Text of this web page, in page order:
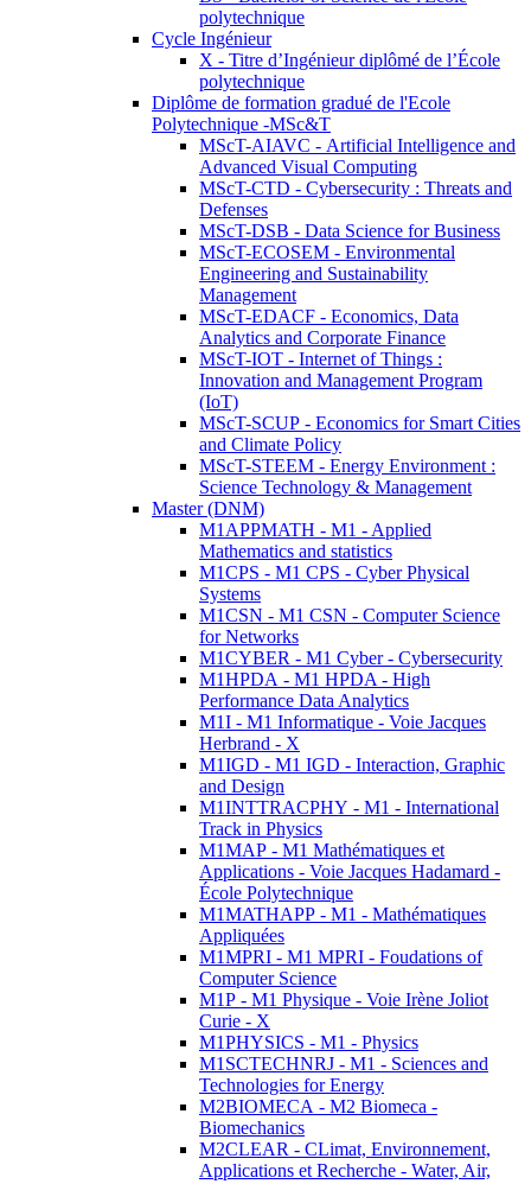
polytechnique
Cycle Ingénieur
X - Titre d’Ingénieur diplômé de l’École
polytechnique
Diplôme de formation gradué de l'Ecole
Polytechnique -MSc&T
MScT-AIAVC - Artificial Intelligence and
Advanced Visual Computing
MScT-CTD - Cybersecurity : Threats and
Defenses
MScT-DSB - Data Science for Business
MScT-ECOSEM - Environmental
Engineering and Sustainability
Management
MScT-EDACF - Economics, Data
Analytics and Corporate Finance
MScT-IOT - Internet of Things :
Innovation and Management Program
(IoT)
MScT-SCUP - Economics for Smart Cities
and Climate Policy
MScT-STEEM - Energy Environment :
Science Technology & Management
Master (DNM)
M1APPMATH - M1 - Applied
Mathematics and statistics
M1CPS - M1 CPS - Cyber Physical
Systems
M1CSN - M1 CSN - Computer Science
for Networks
M1CYBER - M1 Cyber - Cybersecurity
M1HPDA - M1 HPDA - High
Performance Data Analytics
M1I - M1 Informatique - Voie Jacques
Herbrand - X
M1IGD - M1 IGD - Interaction, Graphic
and Design
M1INTTRACPHY - M1 - International
Track in Physics
M1MAP - M1 Mathématiques et
Applications - Voie Jacques Hadamard -
École Polytechnique
M1MATHAPP - M1 - Mathématiques
Appliquées
M1MPRI - M1 MPRI - Foudations of
Computer Science
M1P - M1 Physique - Voie Irène Joliot
Curie - X
M1PHYSICS - M1 - Physics
M1SCTECHNRJ - M1 - Sciences and
Technologies for Energy
M2BIOMECA - M2 Biomeca -
Biomechanics
M2CLEAR - CLimat, Environnement,
Applications et Recherche - Water, Air,